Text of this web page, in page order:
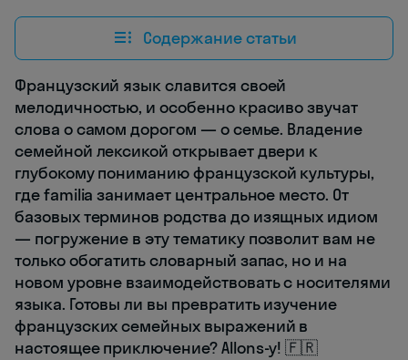
Содержание статьи
Французский язык славится своей
мелодичностью, и особенно красиво звучат
слова о самом дорогом — о семье. Владение
семейной лексикой открывает двери к
глубокому пониманию французской культуры,
где familia занимает центральное место. От
базовых терминов родства до изящных идиом
— погружение в эту тематику позволит вам не
только обогатить словарный запас, но и на
новом уровне взаимодействовать с носителями
языка. Готовы ли вы превратить изучение
французских семейных выражений в
настоящее приключение? Allons-y! 🇫🇷